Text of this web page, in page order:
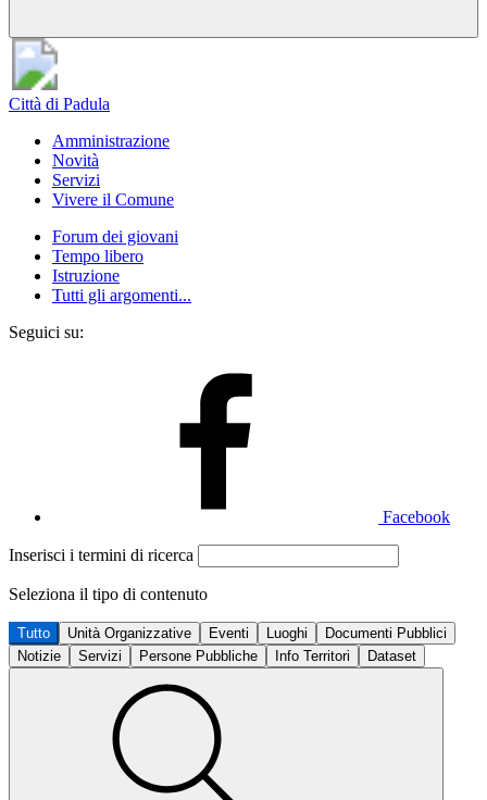
Città di Padula
Amministrazione
Novità
Servizi
Vivere il Comune
Forum dei giovani
Tempo libero
Istruzione
Tutti gli argomenti...
Seguici su:
Facebook
Inserisci i termini di ricerca
Seleziona il tipo di contenuto
Tutto Unità Organizzative Eventi Luoghi
Documenti Pubblici
Notizie
Servizi Persone Pubbliche Info Territori Dataset